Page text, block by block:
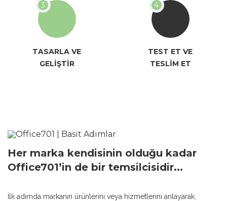
TASARLA VE
GELİŞTİR
TEST ET VE
TESLİM ET
Her marka kendisinin olduğu kadar
Office701’in de bir temsilcisidir...
İlk adımda markanın ürünlerini veya hizmetlerini anlayarak,